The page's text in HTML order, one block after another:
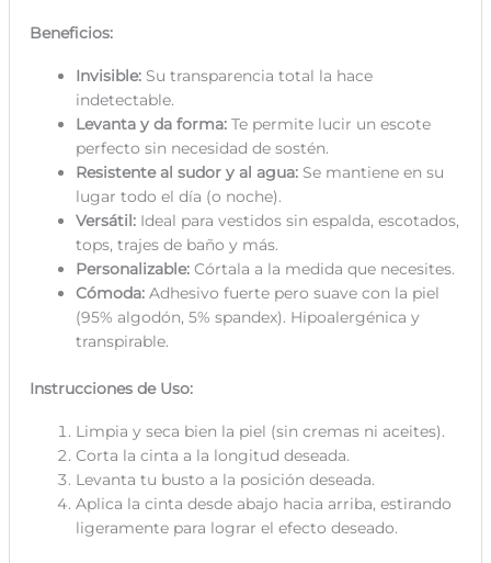
Beneficios:
Invisible:Su transparencia total la hace
indetectable.
Levanta y da forma:Te permite lucir un escote
perfecto sin necesidad de sostén.
Resistente al sudor y al agua:Se mantiene en su
lugar todo el día (o noche).
Versátil:Ideal para vestidos sin espalda, escotados,
tops, trajes de baño y más.
Personalizable:Córtala a la medida que necesites.
Cómoda:Adhesivo fuerte pero suave con la piel
(95% algodón, 5% spandex). Hipoalergénica y
transpirable.
Instrucciones de Uso:
Limpia y seca bien la piel (sin cremas ni aceites).
Corta la cinta a la longitud deseada.
Levanta tu busto a la posición deseada.
Aplica la cinta desde abajo hacia arriba, estirando
ligeramente para lograr el efecto deseado.